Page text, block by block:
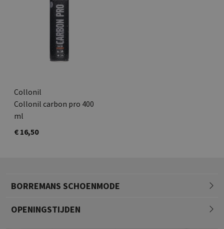
Collonil
Collonil carbon pro 400
ml
€ 16,50
BORREMANS SCHOENMODE
OPENINGSTIJDEN
Maandag
13.00 - 18.00